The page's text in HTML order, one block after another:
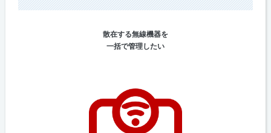
散在する無線機器を
一括で管理したい